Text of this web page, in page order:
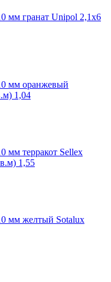
мм гранат Unipol 2,1х6
мм оранжевый
1,04
мм терракот Sellex
1,55
мм желтый Sotalux